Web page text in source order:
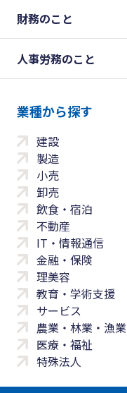
財務のこと
人事労務のこと
業種から探す
建設
製造
小売
卸売
飲食・宿泊
不動産
IT・情報通信
金融・保険
理美容
教育・学術支援
サービス
農業・林業・漁業
医療・福祉
特殊法人